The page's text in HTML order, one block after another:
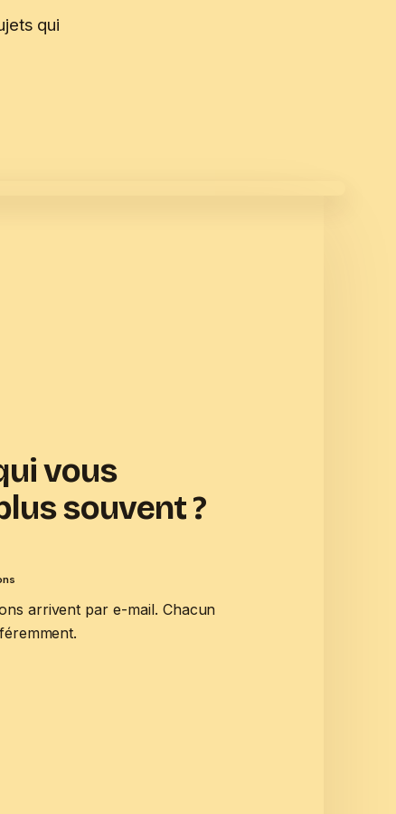
qui
vous
souvent ?
arrivent par e-mail. Chacun